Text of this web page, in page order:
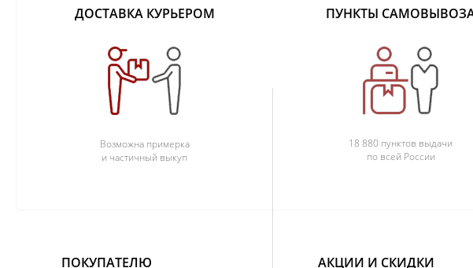
ДОСТАВКА КУРЬЕРОМ
Возможна примерка
и частичный выкуп
ПУНКТЫ
18 880 пунктов выдачи
по всей России
ПОКУПАТЕЛЮ АКЦИИ И СКИДКИ